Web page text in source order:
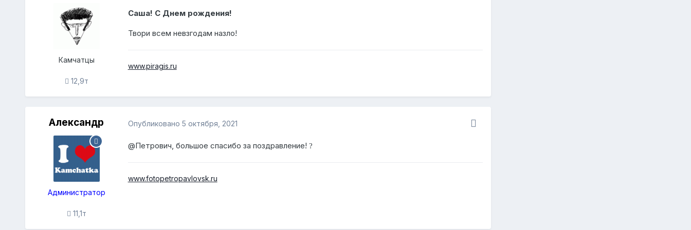
Камчатцы
12,9т
Саша! С Днем рождения!
Твори всем невзгодам назло!
www.piragis.ru
Александр
Администратор
11,1т
Опубликовано 5 октября, 2021
@Петрович, большое спасибо за поздравление! ?
www.fotopetropavlovsk.ru